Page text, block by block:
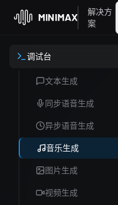
解决方
案
调试台
文本生成
同步语音生成
异步语音生成
音乐生成
图片生成
视频生成